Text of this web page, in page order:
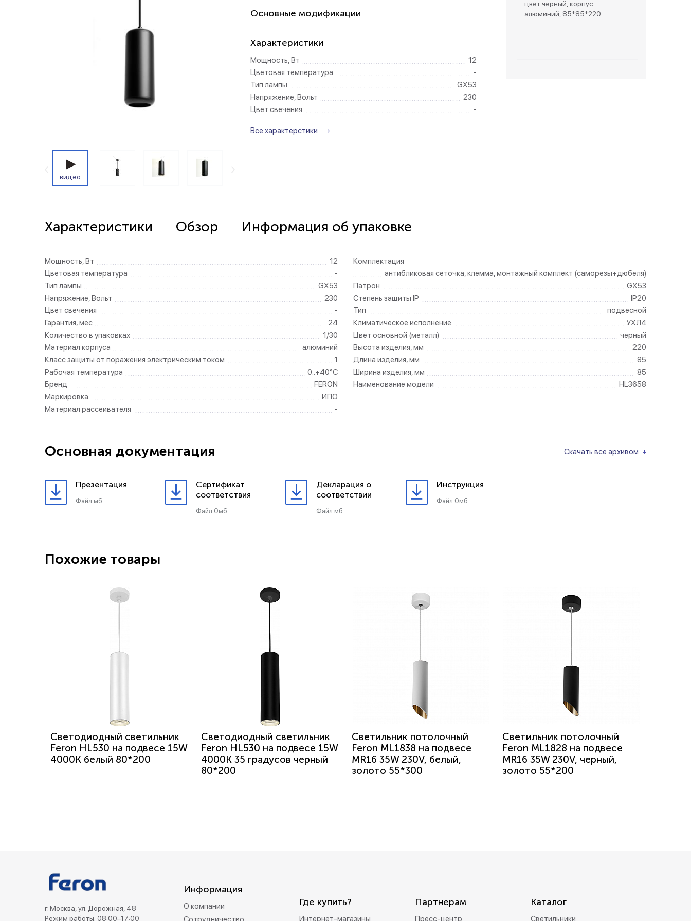
видео
Основные модификации
Характеристики
Мощность, Вт
12
Цветовая температура
-
Тип лампы
GX53
Напряжение, Вольт
230
Цвет свечения
-
Все характерстики
цвет черный, корпус
алюминий, 85*85*220
Характеристики Обзор Информация об упаковке
Мощность, Вт
12
Цветовая температура
-
Тип лампы
GX53
Напряжение, Вольт
230
Цвет свечения
-
Гарантия, мес
24
Количество в упаковках
1/30
Материал корпуса
алюминий
Класс защиты от поражения электрическим током
1
Рабочая температура
0..+40°C
Бренд
FERON
Маркировка
ИПО
Материал рассеивателя
-
Комплектация
антибликовая сеточка, клемма, монтажный комплект (саморезы+дюбеля)
Патрон
GX53
Степень защиты IP
IP20
Тип
подвесной
Климатическое исполнение
УХЛ4
Цвет основной (металл)
черный
Высота изделия, мм
220
Длина изделия, мм
85
Ширина изделия, мм
85
Наименование модели
HL3658
Скачать все архивом
Основная документация
Презентация
Файл мб.
Сертификат
соответствия
Файл 0мб.
Декларация о
соответствии
Файл мб.
Инструкция
Файл 0мб.
Похожие товары
Светодиодный светильник
Feron HL530 на подвесе 15W
4000K белый 80*200
Светодиодный светильник
Feron HL530 на подвесе 15W
4000K 35 градусов черный
80*200
Светильник потолочный
Feron ML1838 на подвесе
MR16 35W 230V, белый,
золото 55*300
Светильник потолочный
Feron ML1828 на подвесе
MR16 35W 230V, черный,
золото 55*200
г. Москва, ул. Дорожная, 48
Режим работы: 08:00–17:00
Информация
О компании
Где купить?
Интернет-магазины
Партнерам
Пресс-центр
Каталог
Светильники